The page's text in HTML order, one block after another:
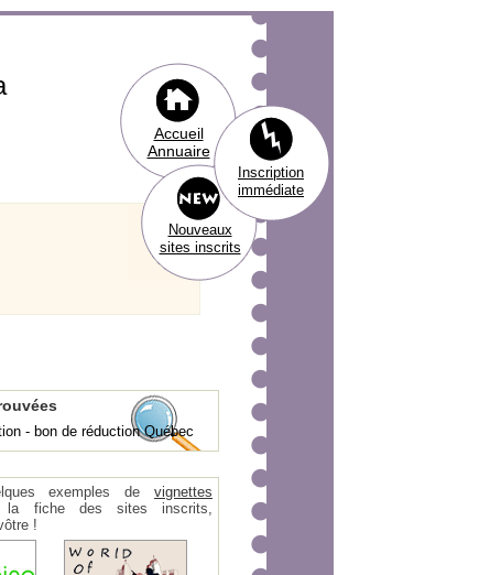
Accueil
Annuaire
Inscription
immédiate
Nouveaux
sites inscrits
- bon de réduction Québec
exemples devignettes
fiche des sites inscrits,
!